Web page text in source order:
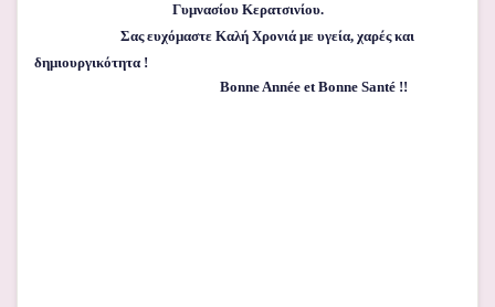
Γυμνασίου Κερατσινίου.
Σας ευχόμαστε Καλή Χρονιά με υγεία, χαρές και
δημιουργικότητα !
Bonne Année et Bonne Santé !!